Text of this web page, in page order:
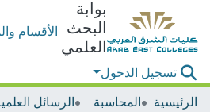
بوابة
البحث
العلمي
الأقسام
تسجيل الدخول
الرئيسية
المحاسبة
الرسائل